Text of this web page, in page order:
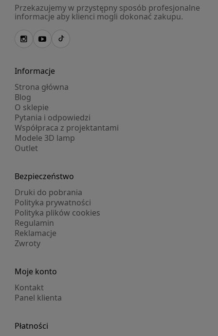
Przekazujemy w przystępny sposób profesjonalne
informacje aby klienci mogli dokonać zakupu.
Informacje
Strona główna
Blog
O sklepie
Pytania i odpowiedzi
Współpraca z projektantami
Modele 3D lamp
Outlet
Bezpieczeństwo
Druki do pobrania
Polityka prywatności
Polityka plików cookies
Regulamin
Reklamacje
Zwroty
Moje konto
Kontakt
Panel klienta
Płatności